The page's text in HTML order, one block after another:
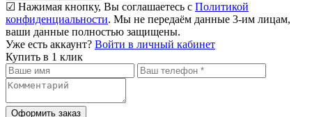
☑ Нажимая кнопку, Вы соглашаетесь с Политикой
конфиденциальности. Мы не передаём данные 3-им лицам,
ваши данные полностью защищены.
Уже есть аккаунт? Войти в личный кабинет
Купить в 1 клик
Оформить заказ